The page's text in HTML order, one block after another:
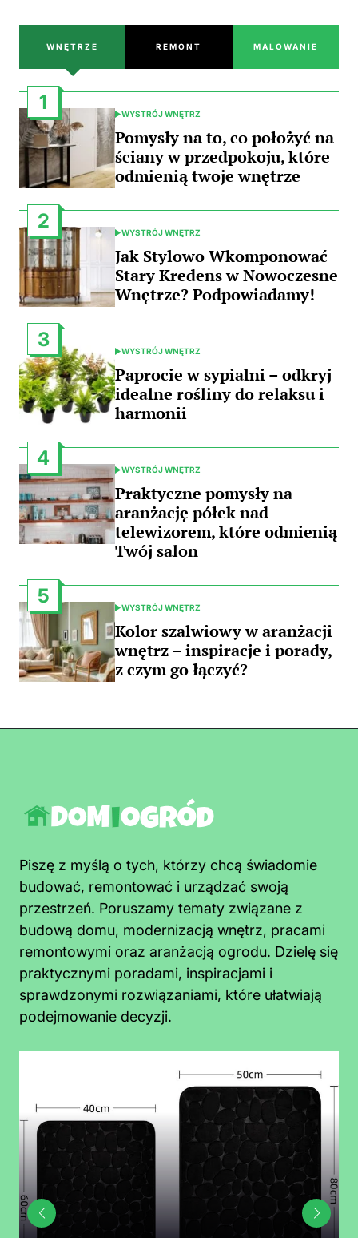
WNĘTRZE REMONT MALOWANIE
1
POSTED
IN
WYSTRÓJ WNĘTRZ
Pomysły na to, co położyć na
ściany w przedpokoju, które
odmienią twoje wnętrze
2
POSTED
IN
WYSTRÓJ WNĘTRZ
Jak Stylowo Wkomponować
Stary Kredens w Nowoczesne
Wnętrze? Podpowiadamy!
3
POSTED
IN
WYSTRÓJ WNĘTRZ
Paprocie w sypialni – odkryj
idealne rośliny do relaksu i
harmonii
4
POSTED
IN
WYSTRÓJ WNĘTRZ
Praktyczne pomysły na
aranżację półek nad
telewizorem, które odmienią
Twój salon
5
POSTED
IN
WYSTRÓJ WNĘTRZ
Kolor szalwiowy w aranżacji
wnętrz – inspiracje i porady,
z czym go łączyć?
Piszę z myślą o tych, którzy chcą świadomie
budować, remontować i urządzać swoją
przestrzeń. Poruszamy tematy związane z
budową domu, modernizacją wnętrz, pracami
remontowymi oraz aranżacją ogrodu. Dzielę się
praktycznymi poradami, inspiracjami i
sprawdzonymi rozwiązaniami, które ułatwiają
podejmowanie decyzji.